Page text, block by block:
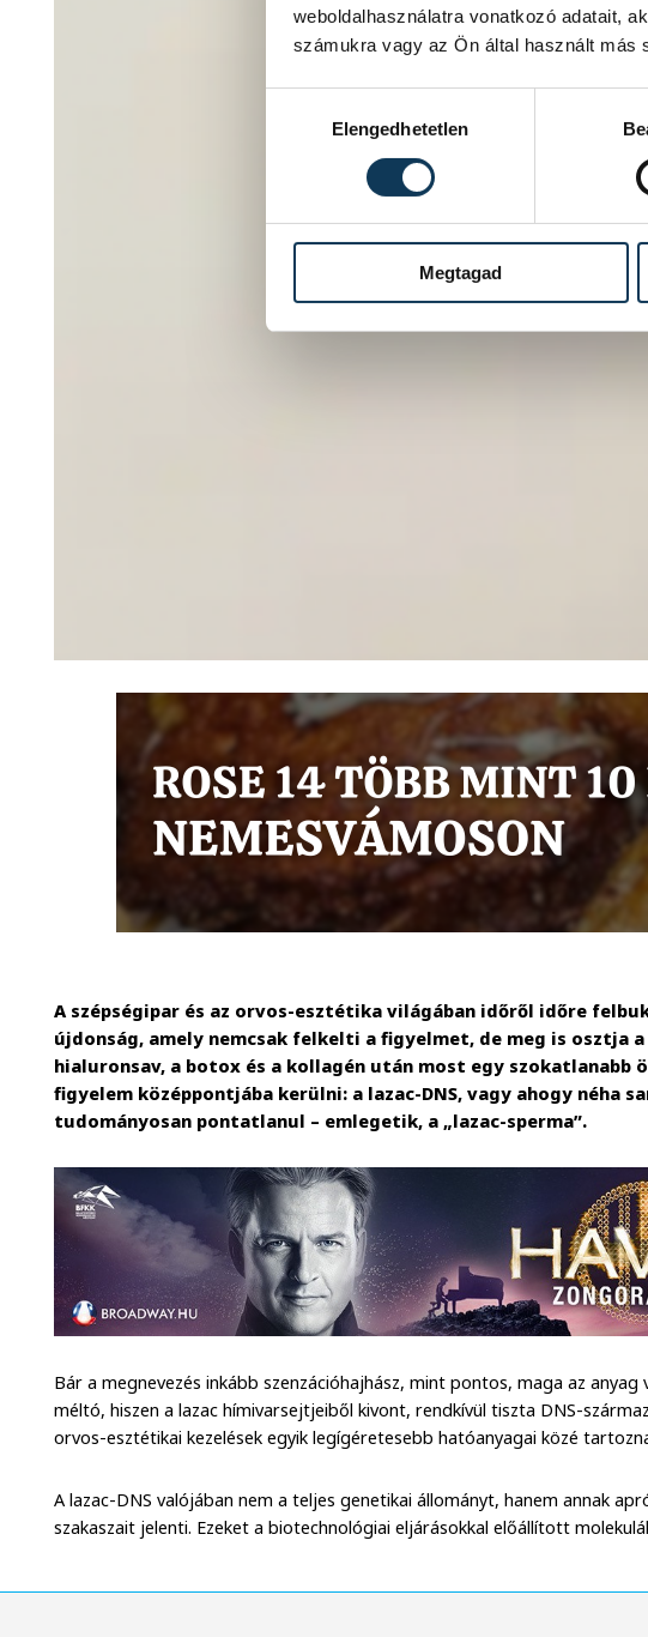
weboldalhasználatra vonatkozó adatait,
számukra vagy az Ön által használt más
Elengedhetetlen
Megtagad
A szépségipar és az orvos-esztétika világában időről időre
újdonság, amely nemcsak felkelti a figyelmet, de meg is osztja
hialuronsav, a botox és a kollagén után most egy szokatlanabb
figyelem középpontjába kerülni: a lazac-DNS, vagy ahogy néha
tudományosan pontatlanul – emlegetik, a „lazac-sperma”.
Bár a megnevezés inkább szenzációhajhász, mint pontos, maga az anyag
méltó, hiszen a lazac hímivarsejtjeiből kivont, rendkívül tiszta DNS-
orvos-esztétikai kezelések egyik legígéretesebb hatóanyagai közé
A lazac-DNS valójában nem a teljes genetikai állományt, hanem annak
szakaszait jelenti. Ezeket a biotechnológiai eljárásokkal előállított